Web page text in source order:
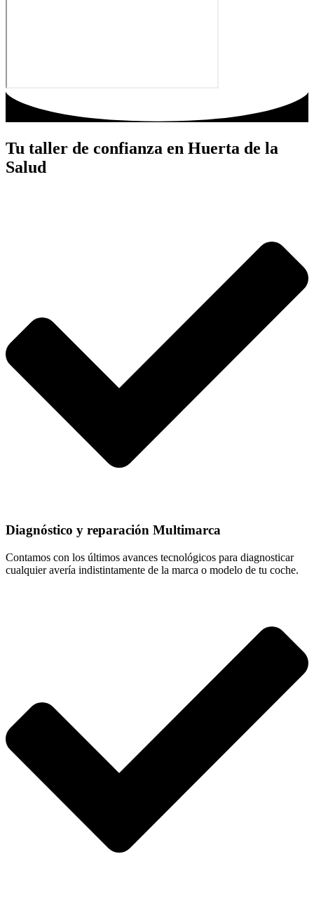
Tu taller de confianza en Huerta de la
Salud
Diagnóstico y reparación Multimarca
Contamos con los últimos avances tecnológicos para diagnosticar
cualquier avería indistintamente de la marca o modelo de tu coche.